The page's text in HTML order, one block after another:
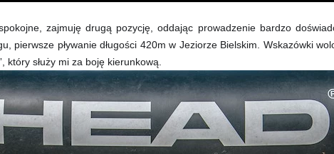
zajmuję drugą pozycję, oddając prowadzenie bardzo
pierwsze pływanie długości 420m w Jeziorze Bielskim. Wskazówki
który służy mi za boję kierunkową.